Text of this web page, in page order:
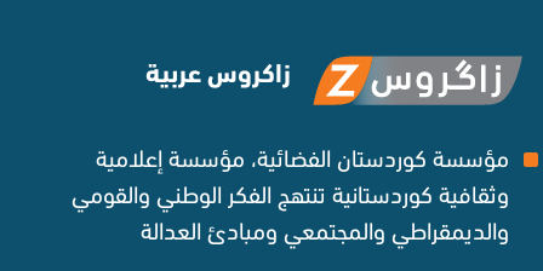
زاكروس عربية
مؤسسة كوردستان الفضائية، مؤسسة إعلامية
وثقافية كوردستانية تنتهج الفكر الوطني والقومي
والديمقراطي والمجتمعي ومبادئ العدالة ‌